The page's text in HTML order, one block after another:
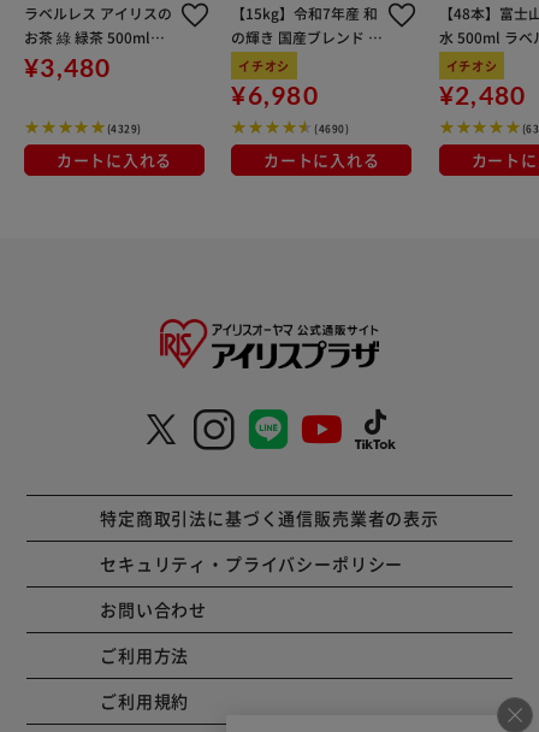
ラベルレス アイリスの
お茶 綠 緑茶 500ml×4
8本 国産茶葉100％使
¥3,480
(4329)
カートに入れる
【15kg】令和7年産 和
の輝き 国産ブレンド 5
kg×3袋
イチオシ
¥6,980
(4690)
カートに入れる
【48本】富士
水 500ml ラベ
イチオシ
¥2,480
カート
特定商取引法に基づく通信販売業者の表示
セキュリティ・プライバシーポリシー
お問い合わせ
ご利用方法
ご利用規約